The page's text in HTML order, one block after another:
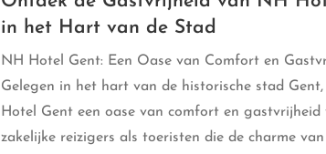
in het Hart van de Stad
NH Hotel Gent: Een Oase van Comfort en
Gelegen in het hart van de historische stad
Hotel Gent een oase van comfort en gastvrijheid
zakelijke reizigers als toeristen die de charme van